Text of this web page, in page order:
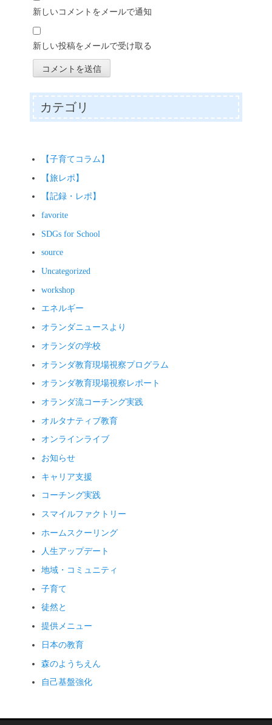
新しいコメントをメールで通知
新しい投稿をメールで受け取る
カテゴリ
【子育てコラム】
【旅レポ】
【記録・レポ】
favorite
SDGs for School
source
Uncategorized
workshop
エネルギー
オランダニュースより
オランダの学校
オランダ教育現場視察プログラム
オランダ教育現場視察レポート
オランダ流コーチング実践
オルタナティブ教育
オンラインライブ
お知らせ
キャリア支援
コーチング実践
スマイルファクトリー
ホームスクーリング
人生アップデート
地域・コミュニティ
子育て
徒然と
提供メニュー
日本の教育
森のようちえん
自己基盤強化